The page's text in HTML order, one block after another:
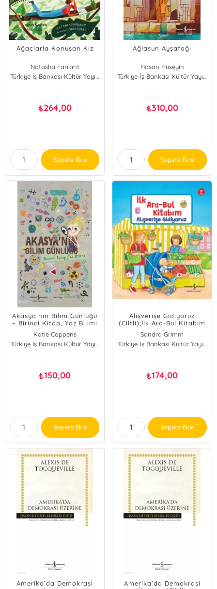
Ağaçlarla Konuşan Kız
Natasha Farrant
Türkiye İş Bankası Kültür Yayınları
₺264,00
Sepete Ekle
Ağlasun Ayşafağı
Hasan Hüseyin
Türkiye İş Bankası Kültür Yayınları
₺310,00
Sepete Ekle
Akasya’nın Bilim Günlüğü
– Birinci Kitap, Yaz Bilimi
Katie Coppens
Türkiye İş Bankası Kültür Yayınları
₺150,00
Sepete Ekle
Alışverişe Gidiyoruz
(Ciltli);İlk Ara-Bul Kitabım
Sandra Grimm
Türkiye İş Bankası Kültür Yayınları
₺174,00
Sepete Ekle
Amerika’da Demokrasi
Amerika’da Demokrasi